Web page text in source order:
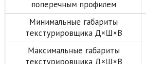
поперечным профилем
Минимальные габариты
текстурировщика Д×Ш×В
Максимальные габариты
текстурировщика Д×Ш×В